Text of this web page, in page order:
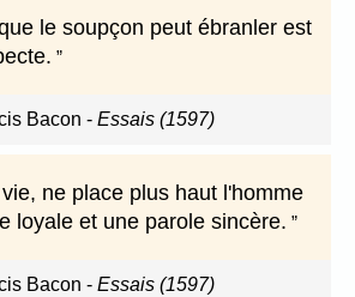
le soupçon peut ébranler est
Bacon - Essais (1597)
ne place plus haut l'homme
loyale et une parole sincère.
Bacon - Essais (1597)